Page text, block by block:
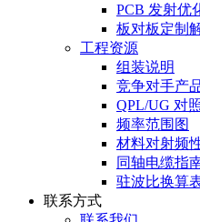
PCB 发射优
板对板定制
工程资源
组装说明
竞争对手产
QPL/UG 对
频率范围图
材料对射频
同轴电缆指
驻波比换算
联系方式